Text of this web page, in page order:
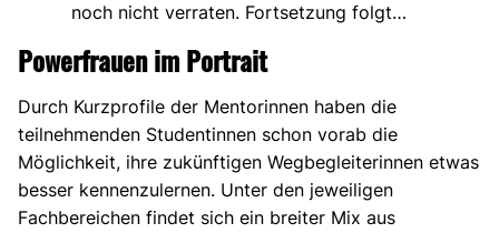
noch nicht verraten. Fortsetzung folgt…
Powerfrauen im Portrait
Durch Kurzprofile der Mentorinnen haben die
teilnehmenden Studentinnen schon vorab die
Möglichkeit, ihre zukünftigen Wegbegleiterinnen etwas
besser kennenzulernen. Unter den jeweiligen
Fachbereichen findet sich ein breiter Mix aus